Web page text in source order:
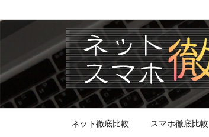
ネット徹底比較 スマホ徹底比較